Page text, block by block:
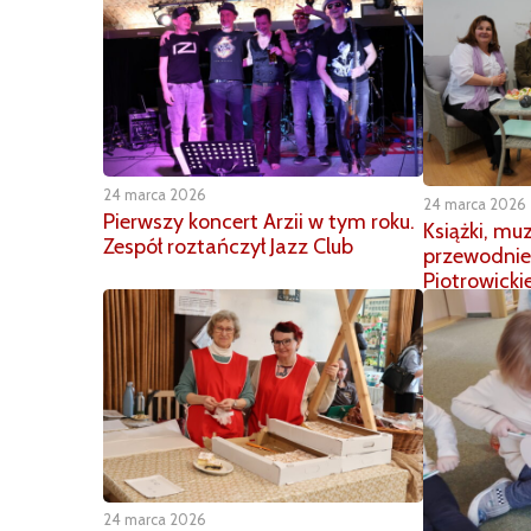
24 marca 2026
Pierwszy koncert Arzii w tym roku.
Zespół roztańczył Jazz Club
24 marca 2026
Książki,
24 marca 2026